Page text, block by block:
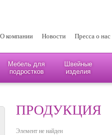
О компании Новости Пресса о нас
Мебель для
подростков
Швейные
изделия
ПРОДУКЦИЯ
Элемент не найден